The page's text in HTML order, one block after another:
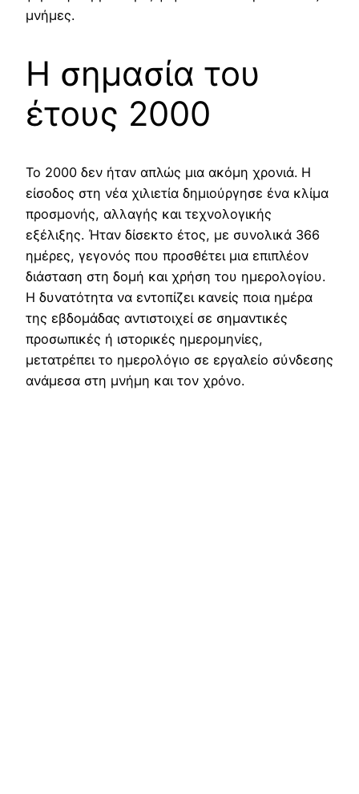
μνήμες.
Η σημασία του
έτους 2000
Το 2000 δεν ήταν απλώς μια ακόμη χρονιά. Η
είσοδος στη νέα χιλιετία δημιούργησε ένα κλίμα
προσμονής, αλλαγής και τεχνολογικής
εξέλιξης. Ήταν δίσεκτο έτος, με συνολικά 366
ημέρες, γεγονός που προσθέτει μια επιπλέον
διάσταση στη δομή και χρήση του ημερολογίου.
Η δυνατότητα να εντοπίζει κανείς ποια ημέρα
της εβδομάδας αντιστοιχεί σε σημαντικές
προσωπικές ή ιστορικές ημερομηνίες,
μετατρέπει το ημερολόγιο σε εργαλείο σύνδεσης
ανάμεσα στη μνήμη και τον χρόνο.